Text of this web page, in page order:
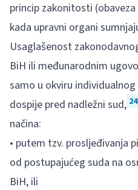
princip zakonitosti
kada upravni organi
Usaglašenost
BiH ili međunarodnim
samo u okviru
dospije pred nadležni sud,
načina:
• putem tzv. prosljeđivanja
od postupajućeg suda na
BiH, ili